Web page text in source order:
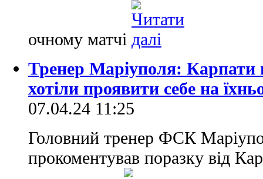
очному матчі
Тренер Маріуполя:
хотіли проявити себе на
07.04.24 11:25
Головний тренер ФСК
прокоментував поразку від